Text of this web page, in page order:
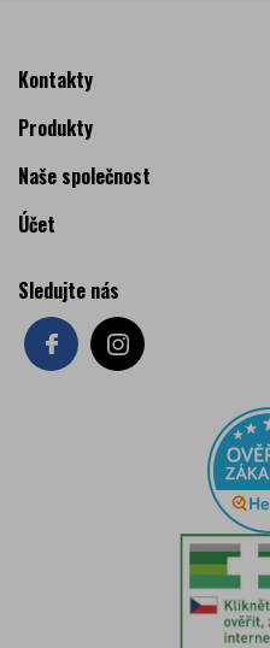
Kontakty
Produkty
Naše společnost
Účet
Sledujte nás